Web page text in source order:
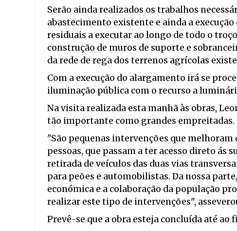
Serão ainda realizados os trabalhos
abastecimento existente e ainda a
residuais a executar ao longo de todo o
construção de muros de suporte e
da rede de rega dos terrenos agrícolas
Com a execução do alargamento irá se
iluminação pública com o recurso a
Na visita realizada esta manhã às obras,
tão importante como grandes empreitadas.
"São pequenas intervenções que melhoram
pessoas, que passam a ter acesso direto ás
retirada de veículos das duas vias
para peões e automobilistas. Da nossa
económica e a colaboração da população
realizar este tipo de intervenções",
Prevê-se que a obra esteja concluída até ao